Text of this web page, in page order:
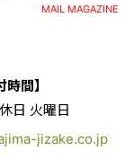
MAIL MAGAZINE
間】
日 火曜日
jizake.co.jp